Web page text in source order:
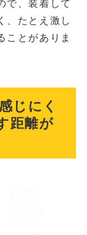
で、装着して
、たとえ激し
ことがありま
じにく
距離が